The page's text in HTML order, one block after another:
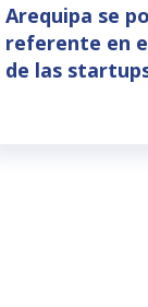
Arequipa se
referente en
de las